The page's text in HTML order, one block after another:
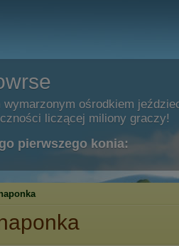
wymarzonym ośrodkiem
liczącej miliony graczy!
pierwszego konia: